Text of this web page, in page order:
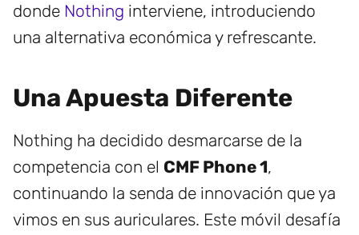
donde Nothing interviene, introduciendo
una alternativa económica y refrescante.
Una Apuesta Diferente
Nothing ha decidido desmarcarse de la
competencia con el CMF Phone 1,
continuando la senda de innovación que ya
vimos en sus auriculares. Este móvil desafía